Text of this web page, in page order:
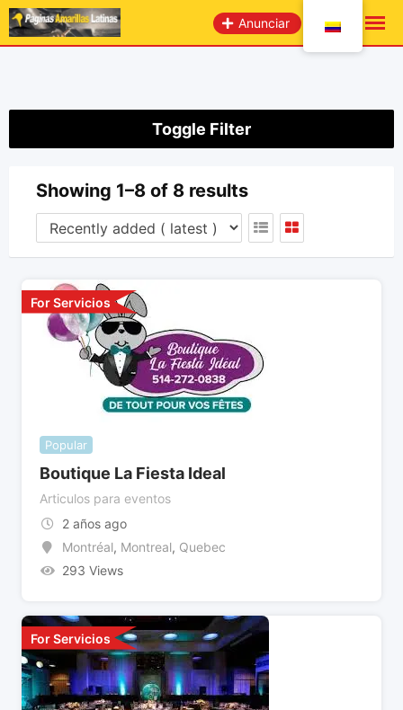
saltar
al
Anunciar
Toggle Filter
Showing 1–8 of 8 results
For Servicios
Popular
Boutique La Fiesta Ideal
Articulos para eventos
2 años ago
Montréal, Montreal, Quebec
293 Views
For Servicios